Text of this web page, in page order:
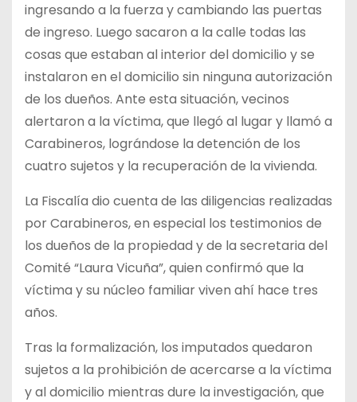
ingresando a la fuerza y cambiando las puertas
de ingreso. Luego sacaron a la calle todas las
cosas que estaban al interior del domicilio y se
instalaron en el domicilio sin ninguna autorización
de los dueños. Ante esta situación, vecinos
alertaron a la víctima, que llegó al lugar y llamó a
Carabineros, lográndose la detención de los
cuatro sujetos y la recuperación de la vivienda.
La Fiscalía dio cuenta de las diligencias realizadas
por Carabineros, en especial los testimonios de
los dueños de la propiedad y de la secretaria del
Comité “Laura Vicuña”, quien confirmó que la
víctima y su núcleo familiar viven ahí hace tres
años.
Tras la formalización, los imputados quedaron
sujetos a la prohibición de acercarse a la víctima
y al domicilio mientras dure la investigación, que